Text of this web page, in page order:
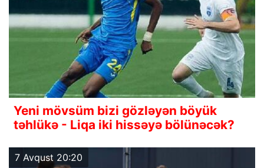
Yeni mövsüm bizi gözləyən böyük
təhlükə - Liqa iki hissəyə bölünəcək?
7 Avqust 20:20